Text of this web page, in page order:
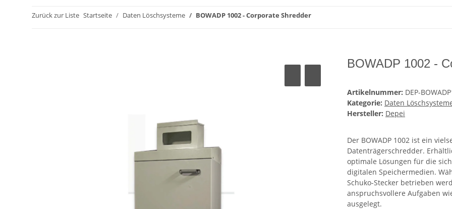
Zurück zur Liste Startseite Daten Löschsysteme BOWADP 1002 - Corporate Shredder
BOWADP 1002 -
Artikelnummer: DEP-
Kategorie: Daten
Hersteller: Depei
Der BOWADP 1002 ist ein
Datenträgerschredder.
optimale Lösungen für die
digitalen Speichermedien.
Schuko-Stecker betrieben
anspruchsvollere Aufgaben
ausgelegt.